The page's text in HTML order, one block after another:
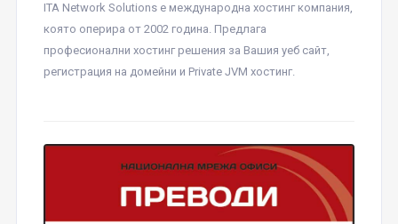
ITA Network Solutions е международна хостинг компания,
която оперира от 2002 година. Предлага
професионални хостинг решения за Вашия уеб сайт,
регистрация на домейни и Private JVM хостинг.